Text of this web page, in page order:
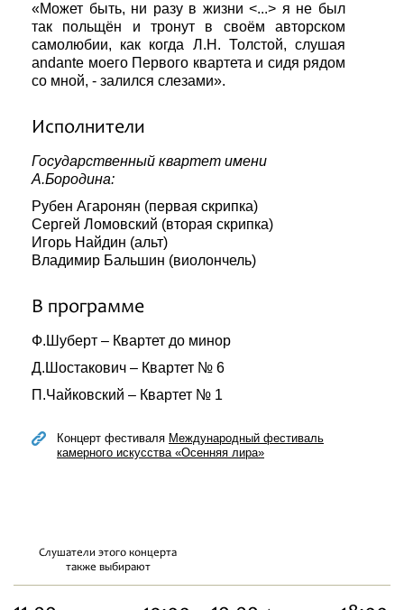
«Может быть, ни разу в жизни <...> я не был
так польщён и тронут в своём авторском
самолюбии, как когда Л.Н. Толстой, слушая
andante моего Первого квартета и сидя рядом
со мной, - залился слезами».
Исполнители
Государственный квартет имени
А.Бородина:
Рубен Агаронян (первая скрипка)
Сергей Ломовский (вторая скрипка)
Игорь Найдин (альт)
Владимир Бальшин (виолончель)
В программе
Ф.Шуберт – Квартет до минор
Д.Шостакович – Квартет № 6
П.Чайковский – Квартет № 1
Концерт фестиваля Международный фестиваль
камерного искусства «Осенняя лира»
Слушатели этого концерта
также выбирают